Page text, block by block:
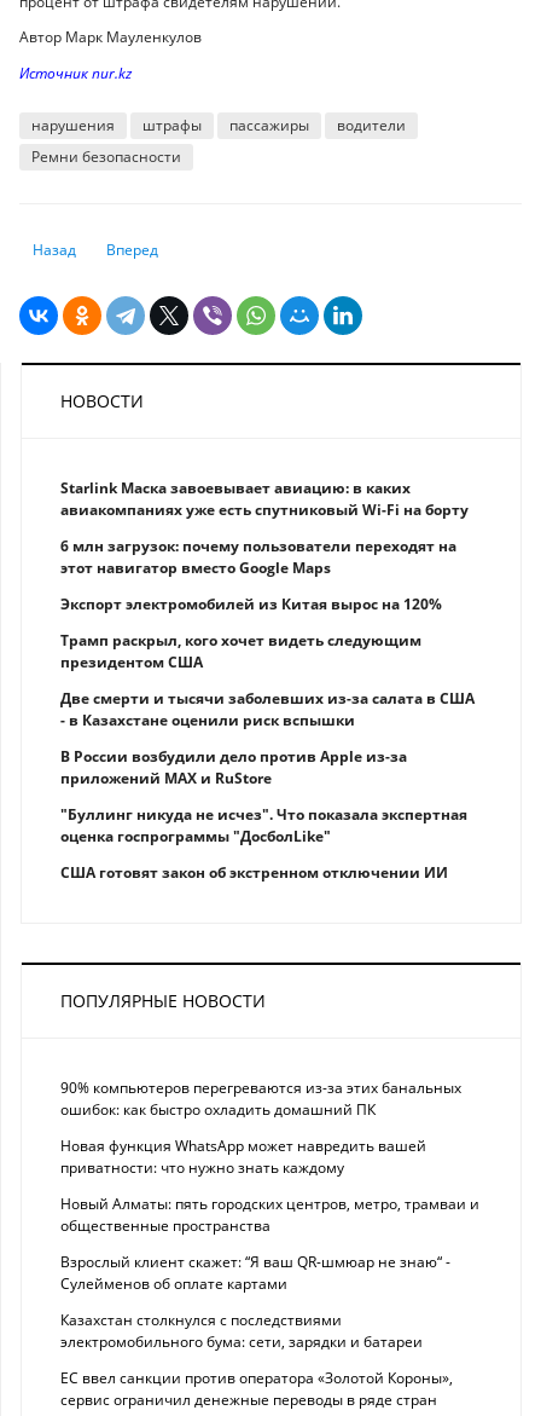
Автор Марк Мауленкулов
Источник nur.kz
нарушения штрафы пассажиры
водители
Ремни безопасности
Предыдущий: Как досрочное изъятие пенсионных накоплений
Назад Следующий: От чего будет зависеть курс тенге
Вперед
НОВОСТИ
Starlink Маска завоевывает авиацию: в каких
авиакомпаниях уже есть спутниковый Wi-Fi на борту
6 млн загрузок: почему пользователи переходят на
этот навигатор вместо Google Maps
Экспорт электромобилей из Китая вырос на 120%
Трамп раскрыл, кого хочет видеть следующим
президентом США
Две смерти и тысячи заболевших из-за салата в США
- в Казахстане оценили риск вспышки
В России возбудили дело против Apple из-за
приложений MAX и RuStore
"Буллинг никуда не исчез". Что показала экспертная
оценка госпрограммы "ДосболLike"
США готовят закон об экстренном отключении ИИ
ПОПУЛЯРНЫЕ НОВОСТИ
90% компьютеров перегреваются из-за этих банальных
ошибок: как быстро охладить домашний ПК
Новая функция WhatsApp может навредить вашей
приватности: что нужно знать каждому
Новый Алматы: пять городских центров, метро, трамваи и
общественные пространства
Взрослый клиент скажет: “Я ваш QR-шмюар не знаю“ -
Сулейменов об оплате картами
Казахстан столкнулся с последствиями
электромобильного бума: сети, зарядки и батареи
ЕС ввел санкции против оператора «Золотой Короны»,
сервис ограничил денежные переводы в ряде стран